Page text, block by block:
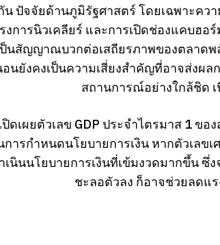
ปัจจัยด้านภูมิรัฐศาสตร์ โดยเฉพาะคว
งการนิวเคลียร์ และการเปิดช่องแคบฮ
ป็นสัญญาณบวกต่อเสถียรภาพของตลาด
อนยังคงเป็นความเสี่ยงสำคัญที่อาจส่งผ
สถานการณ์อย่างใกล้ชิด
ดเผยตัวเลข GDP ประจำไตรมาส 1 ขอ
ารกำหนดนโยบายการเงิน หากตัวเลข
เนินนโยบายการเงินที่เข้มงวดมากขึ้น
ชะลอตัวลง ก็อาจช่วยลดแ